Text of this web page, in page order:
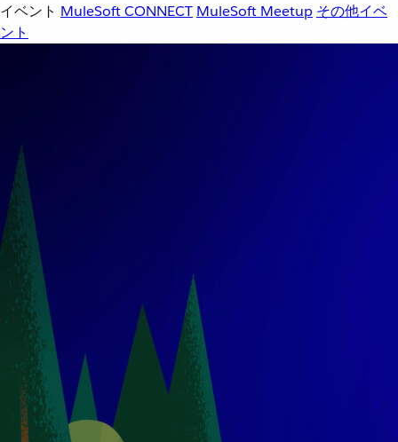
イベント MuleSoft CONNECT MuleSoft Meetup その他イベ
ント